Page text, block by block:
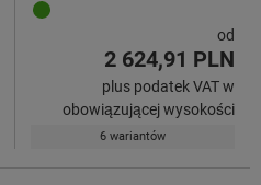
od
2 624,91 PLN
plus podatek VAT w
obowiązującej wysokości
6 wariantów